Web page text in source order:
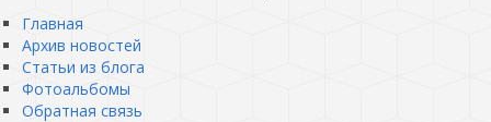
Главная
Архив новостей
Статьи из блога
Фотоальбомы
Обратная связь